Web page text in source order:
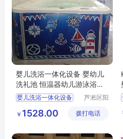
婴儿洗浴一体化设备 婴幼儿
洗礼池 恒温器幼儿游泳浴缸
宝宝缸按摩
婴儿洗浴一体化设备
恒温器幼儿游泳浴缸
芦淞区阳
童游泳馆
￥ 1528.00 拨打电话